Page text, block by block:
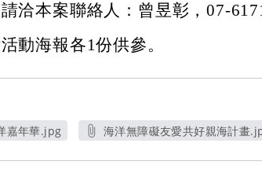
洽本案聯絡人：曾昱彰，07-
動海報各1份供參。
嘉年華.jpg
海洋無障礙友愛共好親海計畫